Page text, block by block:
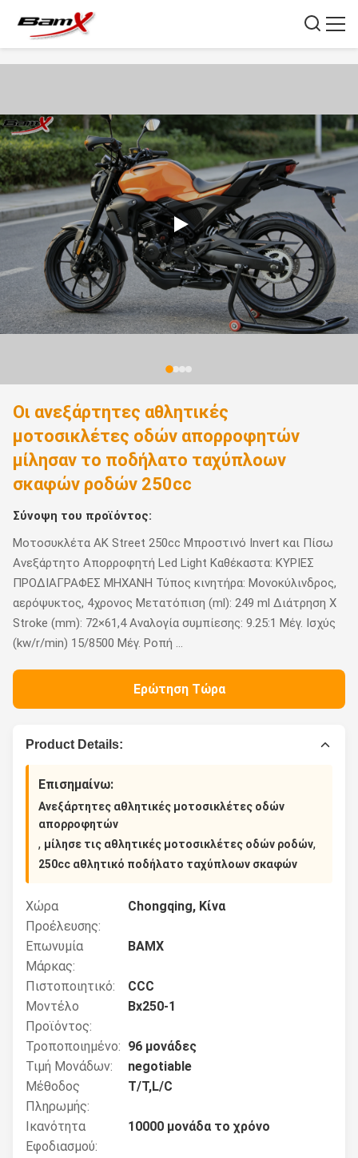
Οι ανεξάρτητες αθλητικές
μοτοσικλέτες οδών απορροφητών
μίλησαν το ποδήλατο ταχύπλοων
σκαφών ροδών 250cc
Σύνοψη του προϊόντος:
Μοτοσυκλέτα AK Street 250cc Μπροστινό Invert και Πίσω
Ανεξάρτητο Απορροφητή Led Light Καθέκαστα: ΚΥΡΙΕΣ
ΠΡΟΔΙΑΓΡΑΦΕΣ ΜΗΧΑΝΗ Τύπος κινητήρα: Μονοκύλινδρος,
αερόψυκτος, 4χρονος Μετατόπιση (ml): 249 ml Διάτρηση X
Stroke (mm): 72×61,4 Αναλογία συμπίεσης: 9.25:1 Μέγ. Ισχύς
(kw/r/min) 15/8500 Μέγ. Ροπή ...
Ερώτηση Τώρα
Product Details:
Επισημαίνω:
Ανεξάρτητες αθλητικές μοτοσικλέτες οδών
απορροφητών
, μίλησε τις αθλητικές μοτοσικλέτες οδών ροδών,
250cc αθλητικό ποδήλατο ταχύπλοων σκαφών
Χώρα
Προέλευσης:
Chongqing, Κίνα
Επωνυμία
Μάρκας:
BAMX
Πιστοποιητικό:
CCC
Μοντέλο
Προϊόντος:
Bx250-1
Τροποποιημένο: 96 μονάδες
Τιμή Μονάδων:
negotiable
Μέθοδος
Πληρωμής:
T/T,L/C
Ικανότητα
Εφοδιασμού:
10000 μονάδα το χρόνο